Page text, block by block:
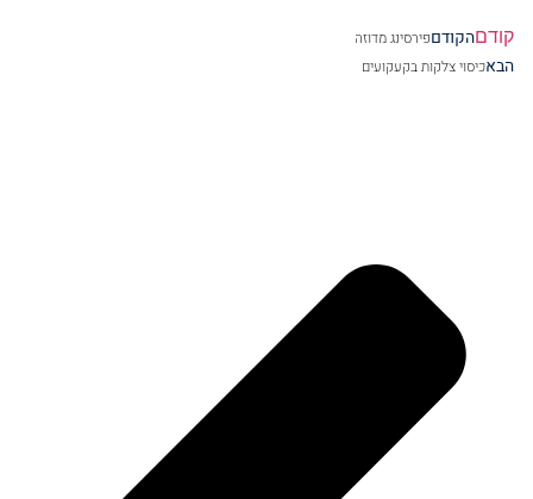
קודםהקודםפירסינג מדוזה
הבאכיסוי צלקות בקעקועים